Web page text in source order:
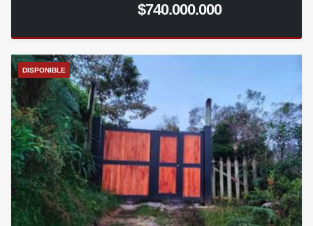
$740.000.000
DISPONIBLE